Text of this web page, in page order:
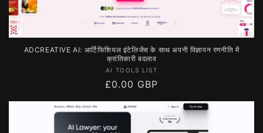
ADCREATIVE AI: आर्टिफिशियल इंटेलिजेंस के साथ अपनी विज्ञापन रणनीति में
क्रांतिकारी बदलाव
विक्रेता:
AI TOOLS LIST
नियमित
से
मूल्य
£0.00 GBP